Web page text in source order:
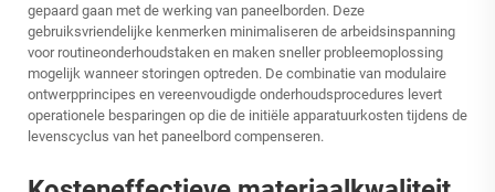
gepaard gaan met de werking van paneelborden. Deze
gebruiksvriendelijke kenmerken minimaliseren de arbeidsinspanning
voor routineonderhoudstaken en maken sneller probleemoplossing
mogelijk wanneer storingen optreden. De combinatie van modulaire
ontwerpprincipes en vereenvoudigde onderhoudsprocedures levert
operationele besparingen op die de initiële apparatuurkosten tijdens de
levenscyclus van het paneelbord compenseren.